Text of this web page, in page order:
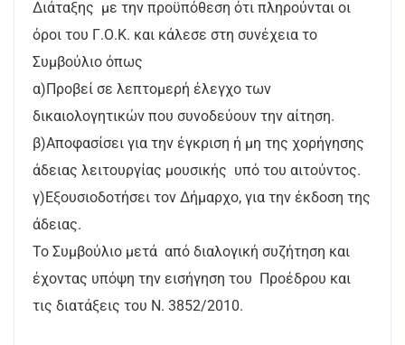
Διάταξης με την προϋπόθεση ότι πληρούνται οι
όροι του Γ.Ο.Κ. και κάλεσε στη συνέχεια το
Συμβούλιο όπως
α)Προβεί σε λεπτομερή έλεγχο των
δικαιολογητικών που συνοδεύουν την αίτηση.
β)Αποφασίσει για την έγκριση ή μη της χορήγησης
άδειας λειτουργίας μουσικής υπό του αιτούντος.
γ)Εξουσιοδοτήσει τον Δήμαρχο, για την έκδοση της
άδειας.
Το Συμβούλιο μετά από διαλογική συζήτηση και
έχοντας υπόψη την εισήγηση του Προέδρου και
τις διατάξεις του Ν. 3852/2010.